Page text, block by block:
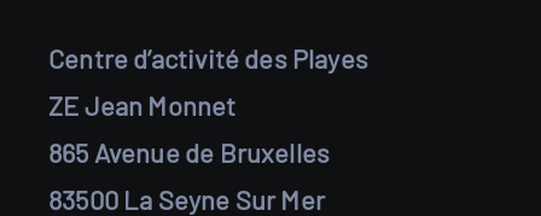
Centre d’activité des Playes
ZE Jean Monnet
865 Avenue de Bruxelles
83500 La Seyne Sur Mer